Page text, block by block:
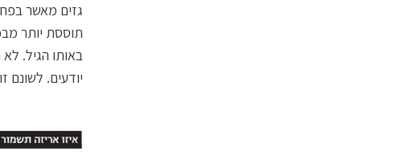
גזים מאשר
תוססת יותר
באותו הגיל.
יודעים. לשונם